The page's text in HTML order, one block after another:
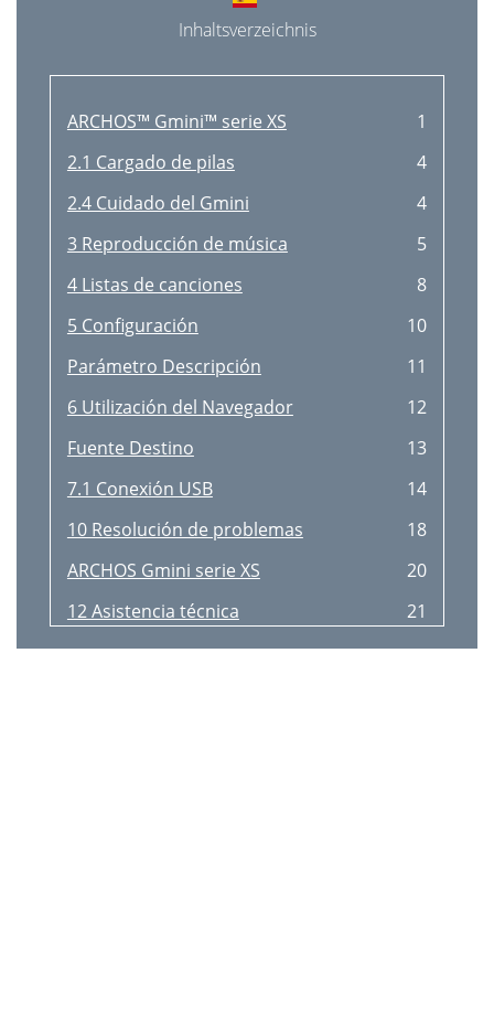
Inhaltsverzeichnis
ARCHOS™ Gmini™ serie XS
1
2.1 Cargado de pilas
4
2.4 Cuidado del Gmini
4
3 Reproducción de música
5
4 Listas de canciones
8
5 Configuración
10
Parámetro Descripción
11
6 Utilización del Navegador
12
Fuente Destino
13
7.1 Conexión USB
14
10 Resolución de problemas
18
ARCHOS Gmini serie XS
20
12 Asistencia técnica
21
Copyright
23